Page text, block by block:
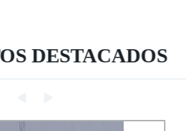
DESTACADOS